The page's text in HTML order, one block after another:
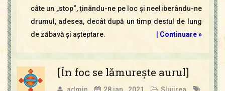
câte un „stop“, ţinându-ne pe loc şi neeliberându-ne
drumul, adesea, decât după un timp destul de lung
de zăbavă şi aşteptare.
| Continuare »
[În foc se lămureşte aurul]
admin 28 ian., 2021 Slujirea